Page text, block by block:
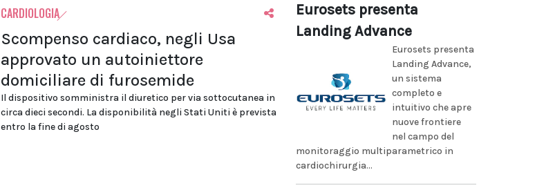
CARDIOLOGIA
Scompenso cardiaco, negli Usa
approvato un autoiniettore
domiciliare di furosemide
Il dispositivo somministra il diuretico per via sottocutanea in
circa dieci secondi. La disponibilità negli Stati Uniti è prevista
entro la fine di agosto
Eurosets presenta
Landing Advance
Eurosets presenta
Landing Advance,
un sistema
completo e
intuitivo che apre
nuove frontiere
nel campo del
monitoraggio multiparametrico in
cardiochirurgia...